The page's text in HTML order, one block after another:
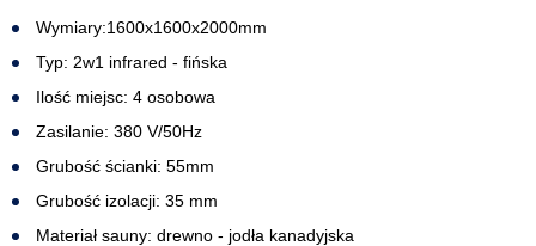
Wymiary:1600x1600x2000mm
Typ: 2w1 infrared - fińska
Ilość miejsc: 4 osobowa
Zasilanie: 380 V/50Hz
Grubość ścianki: 55mm
Grubość izolacji: 35 mm
Materiał sauny: drewno - jodła kanadyjska